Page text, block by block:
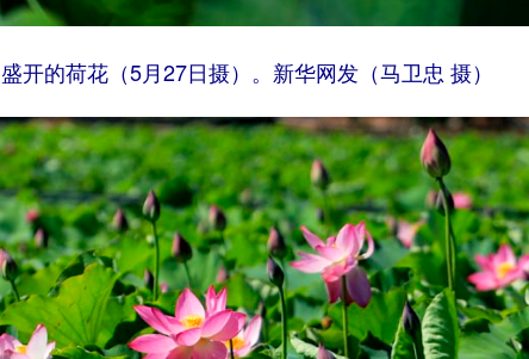
盛开的荷花（5月27日摄）。新华网发（马卫忠 摄）